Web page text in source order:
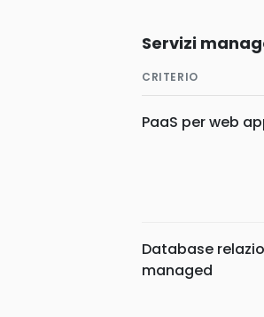
Servizi
CRITERIO
PaaS per web
Database
managed